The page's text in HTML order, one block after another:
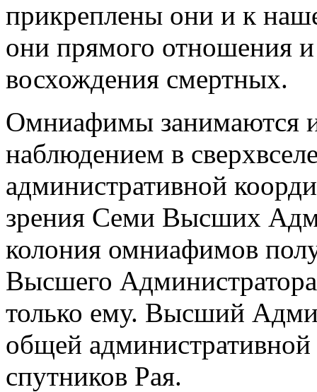
прикреплены они и к
они прямого отношения
восхождения смертных.
Омниафимы занимаются
наблюдением в
административной
зрения Семи Высших
колония омниафимов
Высшего
только ему. Высший
общей
спутников Рая.